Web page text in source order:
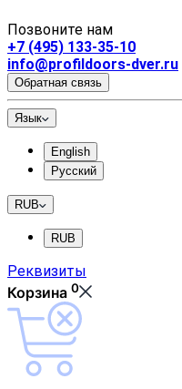
Позвоните нам
+7 (495) 133-35-10
info@profildoors-dver.ru
Обратная связь
Язык
English
Русский
RUB
RUB
Реквизиты
Корзина 0